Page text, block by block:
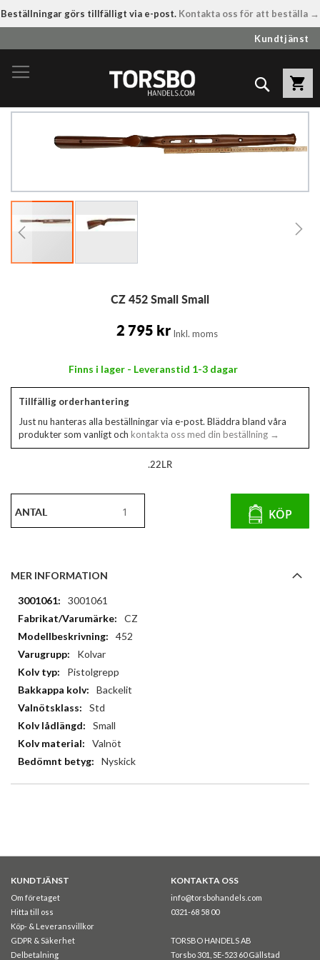
Beställningar görs tillfälligt via e-post. Kontakta oss för att beställa →
till
innehållet
Kundtjänst
Sök
CZ 452 Small Small
2 795 kr Inkl. moms
Finns i lager - Leveranstid 1-3 dagar
Tillfällig orderhantering
Just nu hanteras alla beställningar via e-post. Bläddra bland våra
produkter som vanligt och kontakta oss med din beställning →
.22LR
ANTAL KÖP
MER INFORMATION
Mer
information
3001061
CZ
452
Kolvar
Pistolgrepp
Backelit
Std
Small
Valnöt
Nyskick
KUNDTJÄNST
Om företaget
Hitta till oss
Köp- & Leveransvillkor
GDPR & Säkerhet
Delbetalning
KONTAKTA OSS
info@torsbohandels.com
0321-68 58 00
TORSBO HANDELS AB
Torsbo 301, SE-523 60 Gällstad